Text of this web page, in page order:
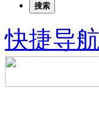
搜索
快捷导航